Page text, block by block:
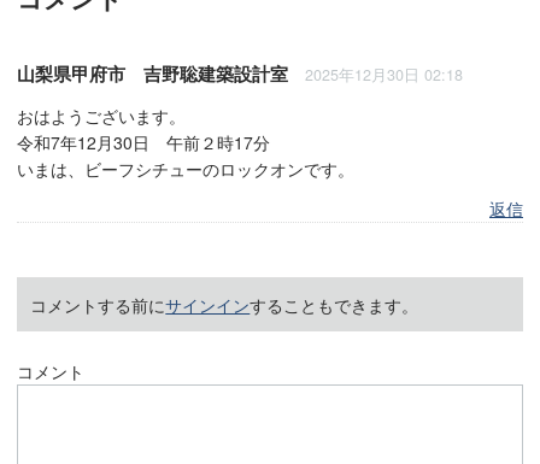
山梨県甲府市 吉野聡建築設計室 2025年12月30日 02:18
おはようございます。
令和7年12月30日 午前２時17分
いまは、ビーフシチューのロックオンです。
返信
コメントする前にサインインすることもできます。
コメント